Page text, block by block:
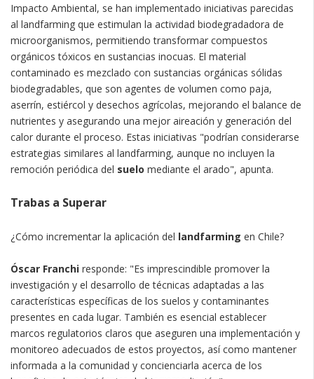
Impacto Ambiental, se han implementado iniciativas parecidas
al landfarming que estimulan la actividad biodegradadora de
microorganismos, permitiendo transformar compuestos
orgánicos tóxicos en sustancias inocuas. El material
contaminado es mezclado con sustancias orgánicas sólidas
biodegradables, que son agentes de volumen como paja,
aserrín, estiércol y desechos agrícolas, mejorando el balance de
nutrientes y asegurando una mejor aireación y generación del
calor durante el proceso. Estas iniciativas "podrían considerarse
estrategias similares al landfarming, aunque no incluyen la
remoción periódica del suelo mediante el arado", apunta.
Trabas a Superar
¿Cómo incrementar la aplicación del landfarming en Chile?
Óscar Franchi responde: "Es imprescindible promover la
investigación y el desarrollo de técnicas adaptadas a las
características específicas de los suelos y contaminantes
presentes en cada lugar. También es esencial establecer
marcos regulatorios claros que aseguren una implementación y
monitoreo adecuados de estos proyectos, así como mantener
informada a la comunidad y concienciarla acerca de los